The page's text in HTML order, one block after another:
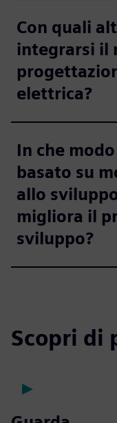
Con quali
integrarsi il
elettrica?
In che
basato su
allo
migliora il
sviluppo?
Scopri di